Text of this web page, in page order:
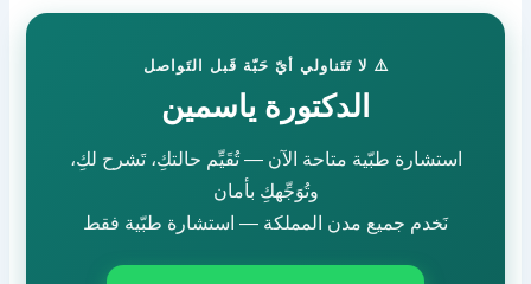
⚠️ لا تَتَناولي أيّ حَبّة قَبل التَواصل
الدكتورة ياسمين
استشارة طبّية متاحة الآن — تُقَيِّم حالتكِ، تَشرح لكِ،
وتُوَجِّهكِ بأمان
نَخدم جميع مدن المملكة — استشارة طبّية فقط